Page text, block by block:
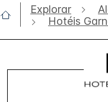
Explorar
Hotéis